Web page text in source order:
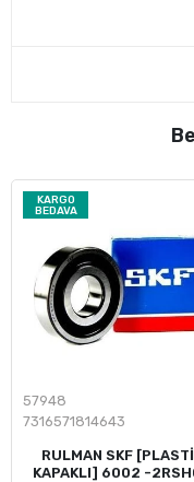
KARGO
BEDAVA
57948
7316571814643
RULMAN SKF
KAPAKLI] 6002 -